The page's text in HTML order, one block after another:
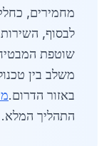
מחמירים,
לבסוף,
שוטפת
משלב בין
באזור הדרום.
התהליך המלא.